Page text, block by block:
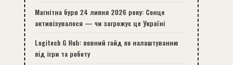
Магнітна буря 24 липня 2026 року: Сонце
активізувалося — чи загрожує це Україні
Logitech G Hub: повний гайд по налаштуванню
під ігри та роботу